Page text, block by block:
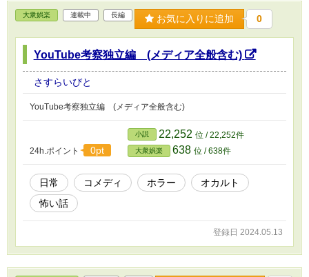
大衆娯楽 連載中 長編 お気に入りに追加 0
YouTube考察独立編 (メディア全般含む)
さすらいびと
YouTube考察独立編 (メディア全般含む)
24h.ポイント 0pt
小説 22,252 位 / 22,252件
大衆娯楽 638 位 / 638件
日常 コメディ ホラー
オカルト
怖い話
登録日 2024.05.13